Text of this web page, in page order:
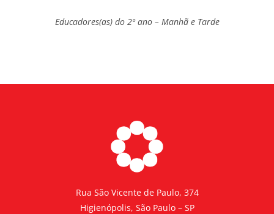
Educadores(as) do 2º ano – Manhã e Tarde
Rua São Vicente de Paulo, 374
Higienópolis, São Paulo – SP